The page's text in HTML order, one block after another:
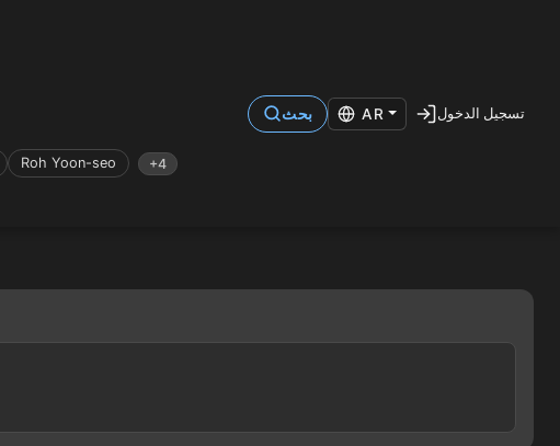
Roh Yoon-seo +4
بحث AR تسجيل الدخول